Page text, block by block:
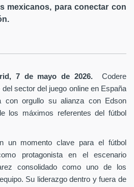
mexicanos, para conectar con
7 de mayo de 2026. Codere
sector del juego online en España
con orgullo su alianza con Edson
los máximos referentes del fútbol
un momento clave para el fútbol
protagonista en el escenario
consolidado como uno de los
Su liderazgo dentro y fuera de